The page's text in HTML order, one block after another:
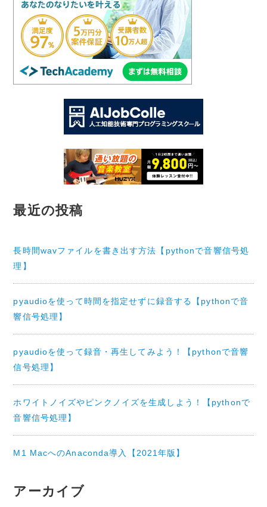
最近の投稿
長時間wavファイルを書き出す方法【pythonで音響信号処
理】
pyaudioを使って時間を指定せずに録音する【pythonで音
響信号処理】
pyaudioを使って録音・再生してみよう！【pythonで音響
信号処理】
ホワイトノイズやピンクノイズを生成しよう！【pythonで
音響信号処理】
M1 MacへのAnaconda導入【2021年版】
アーカイブ